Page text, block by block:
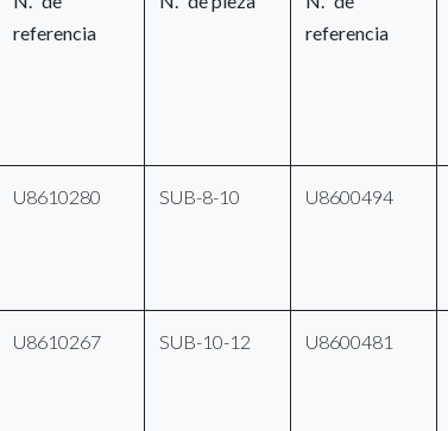
referencia
referencia
U8610280 SUB-8-10 U8600494
U8610267 SUB-10-12 U8600481